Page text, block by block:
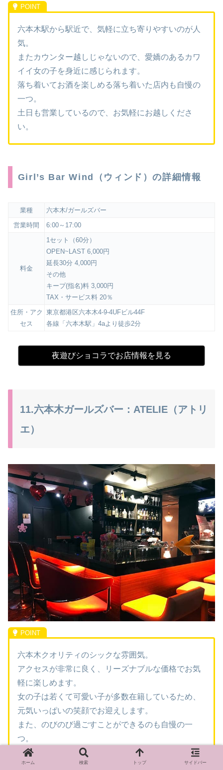
六本木駅から駅近で、気軽に立ち寄りやすいのが人
気。
またカウンター越しじゃないので、愛嬌のあるカワ
イイ女の子を身近に感じられます。
落ち着いてお酒を楽しめる落ち着いた店内も自慢の
一つ。
土日も営業しているので、お気軽にお越しくださ
い。
Girl’s Bar Wind（ウィンド）の詳細情報
業種
六本木/ガールズバー
営業時間
6:00～17:00
料金
1セット（60分）
OPEN~LAST 6,000円
延長30分 4,000円
その他
キープ(指名)料 3,000円
TAX・サービス料 20％
住所・アク
セス
東京都港区六本木4-9-4UFビル44F
各線「六本木駅」4aより徒歩2分
夜遊びショコラでお店情報を見る
11.六本木ガールズバー：ATELIE（アトリ
エ）
六本木クオリティのシックな雰囲気。
アクセスが非常に良く、リーズナブルな価格でお気
軽に楽しめます。
女の子は若くて可愛い子が多数在籍しているため、
元気いっぱいの笑顔でお迎えします。
また、のびのび過ごすことができるのも自慢の一
つ。
ホーム 検索 トップ サイドバー